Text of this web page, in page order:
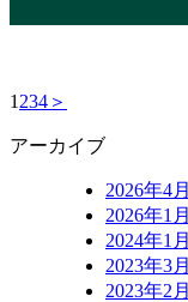
1 234 ＞
アーカイブ
2026年4月
2026年1月
2024年1月
2023年3月
2023年2月